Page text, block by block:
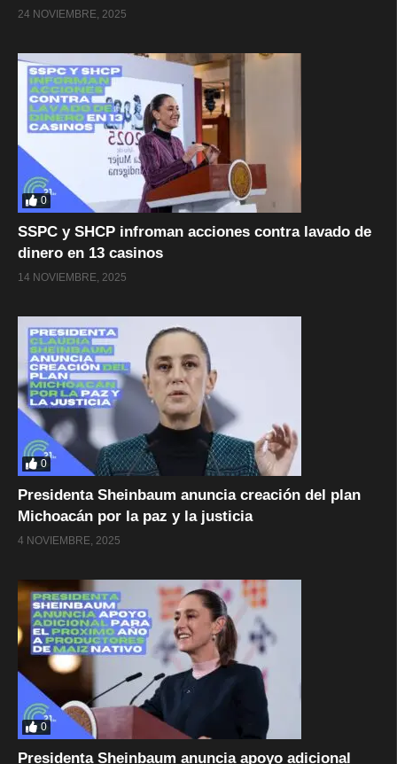
24 NOVIEMBRE, 2025
0
SSPC y SHCP infroman acciones contra lavado de
dinero en 13 casinos
14 NOVIEMBRE, 2025
0
Presidenta Sheinbaum anuncia creación del plan
Michoacán por la paz y la justicia
4 NOVIEMBRE, 2025
0
Presidenta Sheinbaum anuncia apoyo adicional